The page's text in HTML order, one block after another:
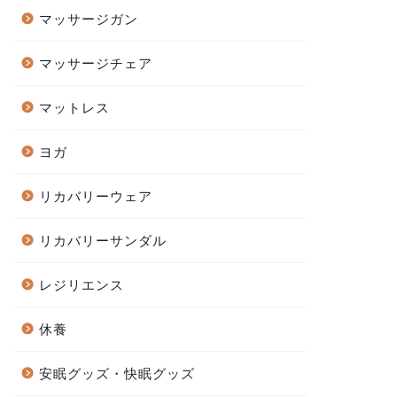
マッサージガン
マッサージチェア
マットレス
ヨガ
リカバリーウェア
リカバリーサンダル
レジリエンス
休養
安眠グッズ・快眠グッズ